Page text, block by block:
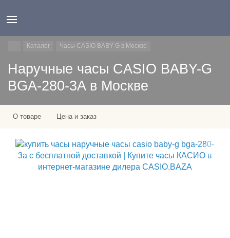
Каталог Часы CASIO BABY-G в Москве
Наручные часы CASIO BABY-G
BGA-280-3A в Москве
О товаре Цена и заказ